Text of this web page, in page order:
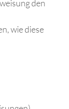
den
wie diese